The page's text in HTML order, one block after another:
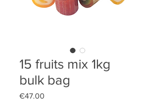
15 fruits mix 1kg
bulk bag
€47.00